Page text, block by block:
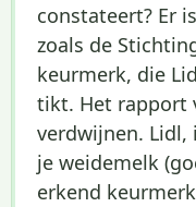
constateert? Er
zoals de
keurmerk, die
tikt. Het rapport
verdwijnen. Lidl,
je weidemelk
erkend